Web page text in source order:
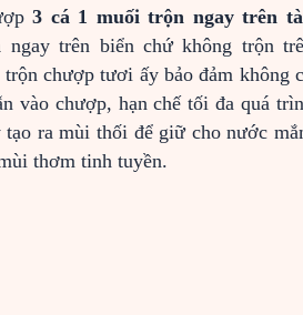
3 cá 1 muối trộn ngay trên
ngay trên biển chứ không trộn
trộn chượp tươi ấy bảo đảm không
vào chượp, hạn chế tối đa quá
tạo ra mùi thối để giữ cho nước
thơm tinh tuyền.